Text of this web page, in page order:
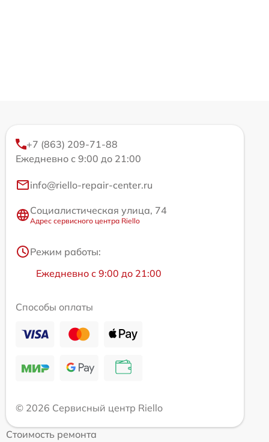
+7 (863) 209-71-88
Ежедневно с 9:00 до 21:00
info@riello-repair-center.ru
Социалистическая улица, 74
Адрес сервисного центра Riello
Режим работы:
Ежедневно с 9:00 до 21:00
Способы оплаты
© 2026 Сервисный центр Riello
Стоимость ремонта